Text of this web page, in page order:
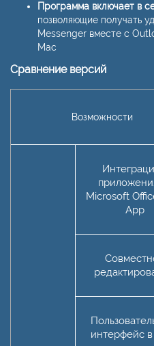
Программа включает в
позволяющие получать
Messenger вместе с
Mac
Сравнение версий
Возможности
Microsoft
App
интерфейс